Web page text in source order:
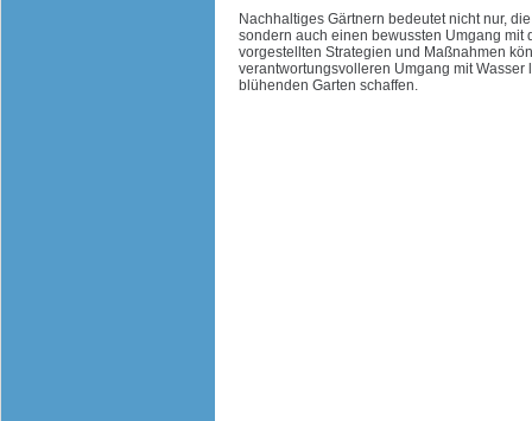
Nachhaltiges Gärtnern bedeutet nicht nur,
sondern auch einen bewussten Umgang
vorgestellten Strategien und Maßnahmen
verantwortungsvolleren Umgang mit
blühenden Garten schaffen.